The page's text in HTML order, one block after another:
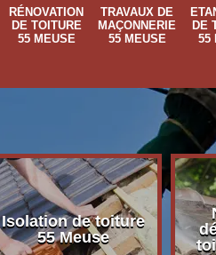
RÉNOVATION
DE TOITURE
55 MEUSE
TRAVAUX DE
MAÇONNERIE
55 MEUSE
DE
55
Isolation de toiture
55 Meuse